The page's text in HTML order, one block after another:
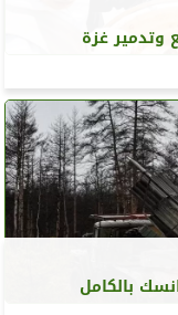
وتدمير غزة
بالكامل